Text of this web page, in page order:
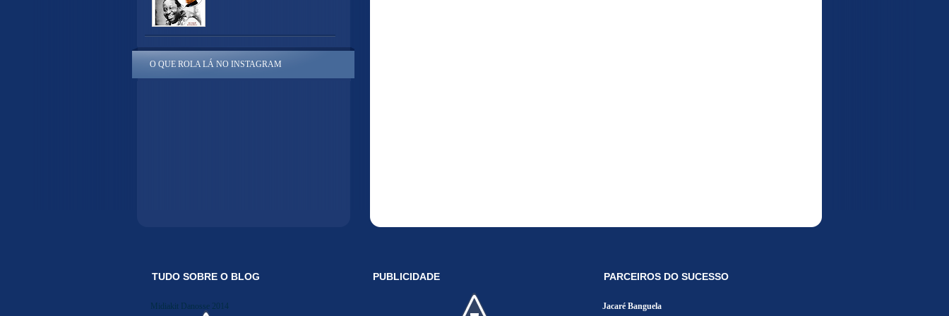
O QUE ROLA LÁ NO INSTAGRAM
TUDO SOBRE O BLOG
Midiakit Danosse 2014
PUBLICIDADE PARCEIROS DO SUCESSO
Jacaré Banguela